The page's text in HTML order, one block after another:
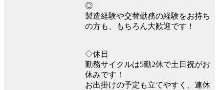
◎
製造経験や交替勤務の経験をお持ち
の方も、もちろん大歓迎です！
◇休日
勤務サイクルは5勤2休で土日祝がお
休みです！
お出掛けの予定も立てやすく、連休